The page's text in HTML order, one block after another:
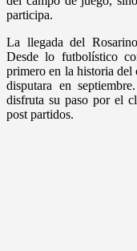
participa.
La llegada del
Desde lo futbolístico
primero en la historia
disputara en
disfruta su paso por el
post partidos.